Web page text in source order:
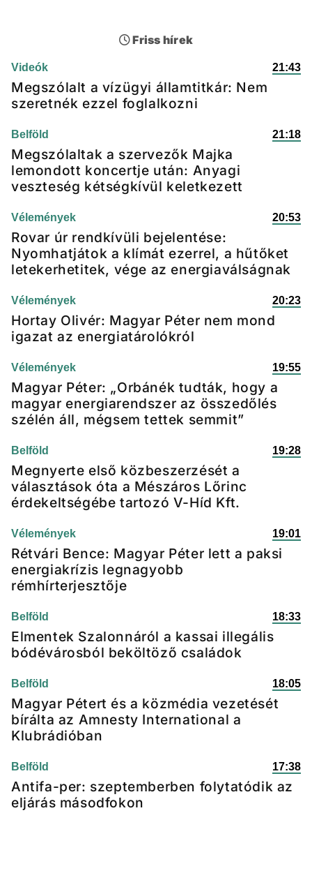
Friss hírek
Videók 21:43
Megszólalt a vízügyi államtitkár: Nem
szeretnék ezzel foglalkozni
Belföld 21:18
Megszólaltak a szervezők Majka
lemondott koncertje után: Anyagi
veszteség kétségkívül keletkezett
Vélemények 20:53
Rovar úr rendkívüli bejelentése:
Nyomhatjátok a klímát ezerrel, a hűtőket
letekerhetitek, vége az energiaválságnak
Vélemények 20:23
Hortay Olivér: Magyar Péter nem mond
igazat az energiatárolókról
Vélemények 19:55
Magyar Péter: „Orbánék tudták, hogy a
magyar energiarendszer az összedőlés
szélén áll, mégsem tettek semmit”
Belföld 19:28
Megnyerte első közbeszerzését a
választások óta a Mészáros Lőrinc
érdekeltségébe tartozó V-Híd Kft.
Vélemények 19:01
Rétvári Bence: Magyar Péter lett a paksi
energiakrízis legnagyobb
rémhírterjesztője
Belföld 18:33
Elmentek Szalonnáról a kassai illegális
bódévárosból beköltöző családok
Belföld 18:05
Magyar Pétert és a közmédia vezetését
bírálta az Amnesty International a
Klubrádióban
Belföld 17:38
Antifa-per: szeptemberben folytatódik az
eljárás másodfokon